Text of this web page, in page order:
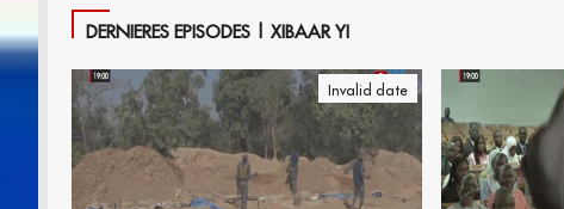
DERNIERES EPISODES | XIBAAR YI
Invalid date